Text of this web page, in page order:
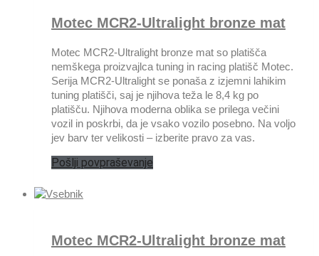
Motec MCR2-Ultralight bronze mat
Motec MCR2-Ultralight bronze mat so platišča
nemškega proizvajlca tuning in racing platišč Motec.
Serija MCR2-Ultralight se ponaša z izjemni lahikim
tuning platišči, saj je njihova teža le 8,4 kg po
platišču. Njihova moderna oblika se prilega večini
vozil in poskrbi, da je vsako vozilo posebno. Na voljo
jev barv ter velikosti – izberite pravo za vas.
Pošlji povpraševanje
Motec MCR2-Ultralight bronze mat